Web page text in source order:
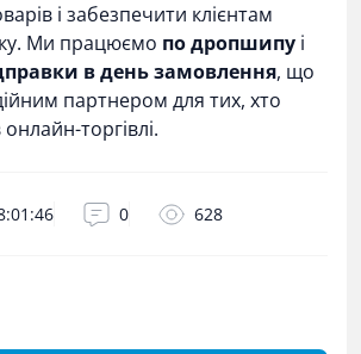
і забезпечити клієнтам
Ми працюємо по дропшипу і
в день замовлення, що
партнером для тих, хто
торгівлі.
0 628